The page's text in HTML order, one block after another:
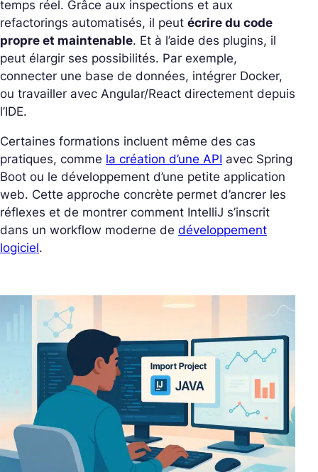
temps réel. Grâce aux inspections et aux
refactorings automatisés, il peut écrire du code
propre et maintenable. Et à l’aide des plugins, il
peut élargir ses possibilités. Par exemple,
connecter une base de données, intégrer Docker,
ou travailler avec Angular/React directement depuis
l’IDE.
Certaines formations incluent même des cas
pratiques, comme la création d’une API avec Spring
Boot ou le développement d’une petite application
web. Cette approche concrète permet d’ancrer les
réflexes et de montrer comment IntelliJ s’inscrit
dans un workflow moderne de développement
logiciel.